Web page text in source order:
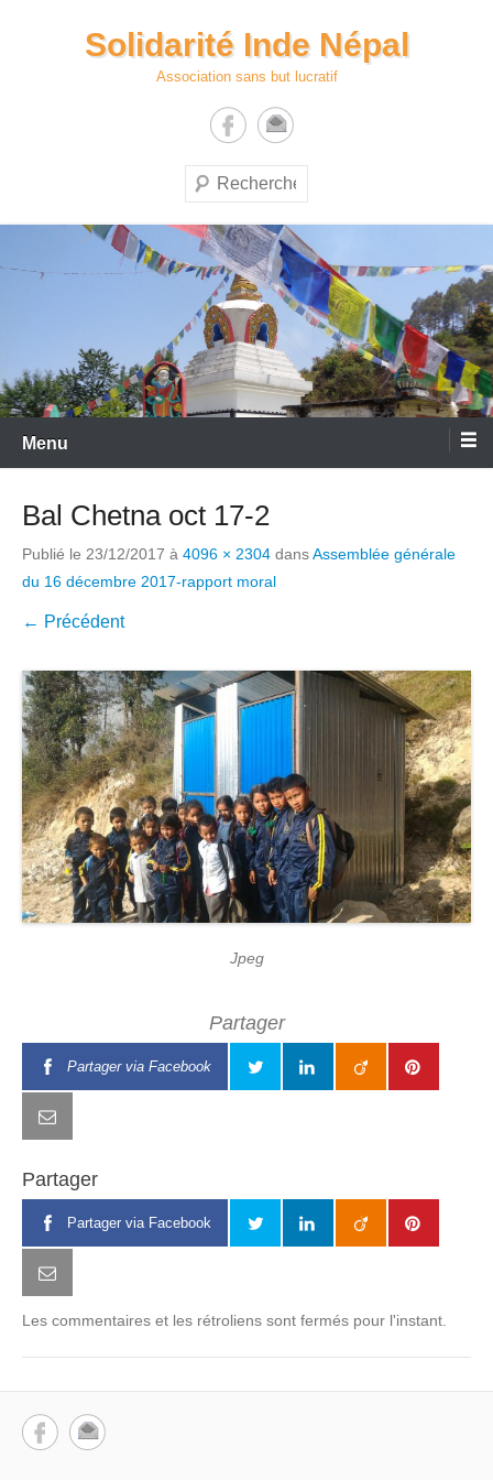
Solidarité Inde Népal
Association sans but lucratif
Recherche
Menu
Bal Chetna oct 17-2
Publié le 23/12/2017 à 4096 × 2304 dansAssemblée générale
du 16 décembre 2017-rapport moral
← Précédent
Jpeg
Partager
Partager via Facebook
Partager
Partager via Facebook
Les commentaires et les rétroliens sont fermés pour l'instant.